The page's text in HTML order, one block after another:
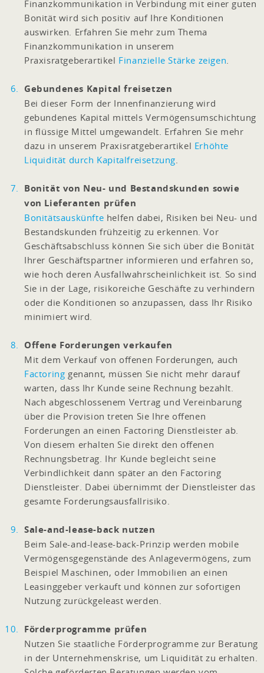
Finanzkommunikation in Verbindung mit einer guten
Bonität wird sich positiv auf Ihre Konditionen
auswirken. Erfahren Sie mehr zum Thema
Finanzkommunikation in unserem
Praxisratgeberartikel Finanzielle Stärke zeigen.
Gebundenes Kapital freisetzen
Bei dieser Form der Innenfinanzierung wird
gebundenes Kapital mittels Vermögensumschichtung
in flüssige Mittel umgewandelt. Erfahren Sie mehr
dazu in unserem Praxisratgeberartikel Erhöhte
Liquidität durch Kapitalfreisetzung.
Bonität von Neu- und Bestandskunden sowie
von Lieferanten prüfen
Bonitätsauskünfte helfen dabei, Risiken bei Neu- und
Bestandskunden frühzeitig zu erkennen. Vor
Geschäftsabschluss können Sie sich über die Bonität
Ihrer Geschäftspartner informieren und erfahren so,
wie hoch deren Ausfallwahrscheinlichkeit ist. So sind
Sie in der Lage, risikoreiche Geschäfte zu verhindern
oder die Konditionen so anzupassen, dass Ihr Risiko
minimiert wird.
Offene Forderungen verkaufen
Mit dem Verkauf von offenen Forderungen, auch
Factoring genannt, müssen Sie nicht mehr darauf
warten, dass Ihr Kunde seine Rechnung bezahlt.
Nach abgeschlossenem Vertrag und Vereinbarung
über die Provision treten Sie Ihre offenen
Forderungen an einen Factoring Dienstleister ab.
Von diesem erhalten Sie direkt den offenen
Rechnungsbetrag. Ihr Kunde begleicht seine
Verbindlichkeit dann später an den Factoring
Dienstleister. Dabei übernimmt der Dienstleister das
gesamte Forderungsausfallrisiko.
Sale-and-lease-back nutzen
Beim Sale-and-lease-back-Prinzip werden mobile
Vermögensgegenstände des Anlagevermögens, zum
Beispiel Maschinen, oder Immobilien an einen
Leasinggeber verkauft und können zur sofortigen
Nutzung zurückgeleast werden.
Förderprogramme prüfen
Nutzen Sie staatliche Förderprogramme zur Beratung
in der Unternehmenskrise, um Liquidität zu erhalten.